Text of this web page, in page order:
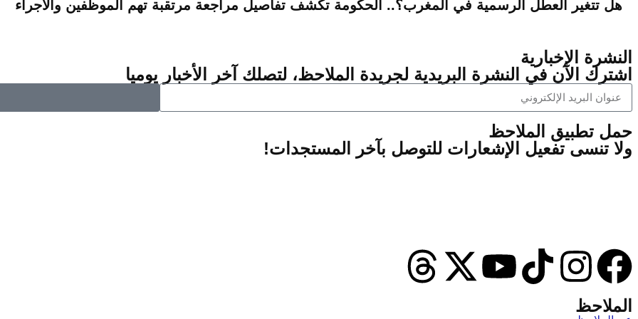
هل تتغير العطل الرسمية في المغرب؟.. الحكومة تكشف تفاصيل مراجعة مرتقبة تهم الموظفين والأجراء
النشرة الإخبارية
اشترك الآن في النشرة البريدية لجريدة الملاحظ، لتصلك آخر الأخبار يوميا
‫حمل تطبيق الملاحظ
ولا تنسى تفعيل الإشعارات للتوصل بآخر المستجدات!
الملاحظ